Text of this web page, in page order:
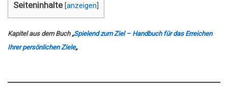
Seiteninhalte [anzeigen]
Kapitel aus dem Buch „Spielend zum Ziel – Handbuch für das Erreichen
Ihrer persönlichen Ziele„